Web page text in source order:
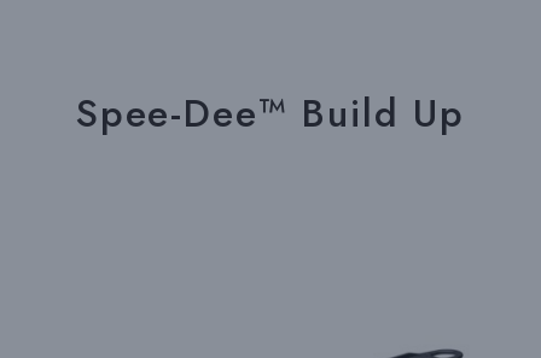
Spee-Dee™ Build Up